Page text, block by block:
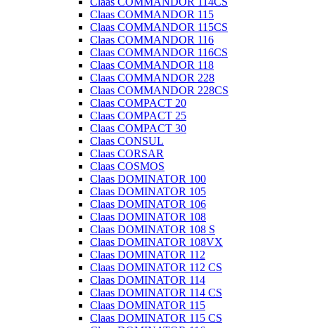
Claas COMMANDOR 115
Claas COMMANDOR 115CS
Claas COMMANDOR 116
Claas COMMANDOR 116CS
Claas COMMANDOR 118
Claas COMMANDOR 228
Claas COMMANDOR 228CS
Claas COMPACT 20
Claas COMPACT 25
Claas COMPACT 30
Claas CONSUL
Claas CORSAR
Claas COSMOS
Claas DOMINATOR 100
Claas DOMINATOR 105
Claas DOMINATOR 106
Claas DOMINATOR 108
Claas DOMINATOR 108 S
Claas DOMINATOR 108VX
Claas DOMINATOR 112
Claas DOMINATOR 112 CS
Claas DOMINATOR 114
Claas DOMINATOR 114 CS
Claas DOMINATOR 115
Claas DOMINATOR 115 CS